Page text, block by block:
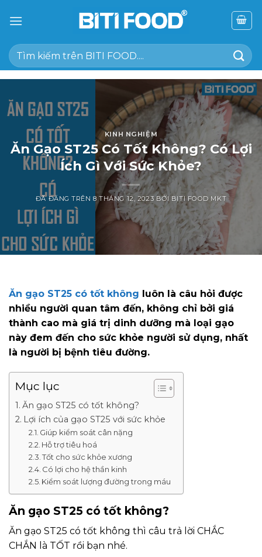
đến
dung
Tìm
kiếm:
KINH NGHIỆM
Ăn Gạo ST25 Có Tốt Không? Có Lợi
Ích Gì Với Sức Khỏe?
ĐÃ ĐĂNG TRÊN8 THÁNG 12, 2023 BỞI BITI FOOD MKT
Ăn gạo ST25 có tốt không luôn là câu hỏi được
nhiều người quan tâm đến, không chỉ bởi giá
thành cao mà giá trị dinh dưỡng mà loại gạo
này đem đến cho sức khỏe người sử dụng, nhất
là người bị bệnh tiêu đường.
Mục lục
Ăn gạo ST25 có tốt không?
Lợi ích của gạo ST25 với sức khỏe
Giúp kiểm soát cân nặng
Hỗ trợ tiêu hoá
Tốt cho sức khỏe xương
Có lợi cho hệ thần kinh
Kiểm soát lượng đường trong máu
Ăn gạo ST25 có tốt không?
Ăn gạo ST25 có tốt không thì câu trả lời CHẮC
CHẮN là TỐT rồi bạn nhé.